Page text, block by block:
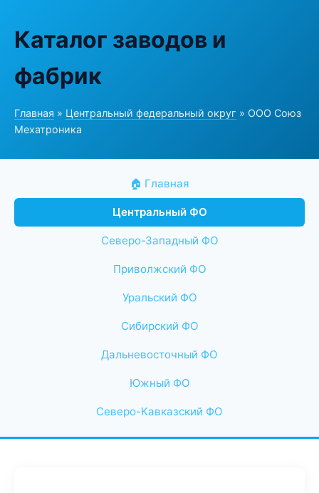
Каталог заводов и
фабрик
Главная » Центральный федеральный округ » ООО Союз
Мехатроника
🏠 Главная
Центральный ФО
Северо-Западный ФО
Приволжский ФО
Уральский ФО
Сибирский ФО
Дальневосточный ФО
Южный ФО
Северо-Кавказский ФО